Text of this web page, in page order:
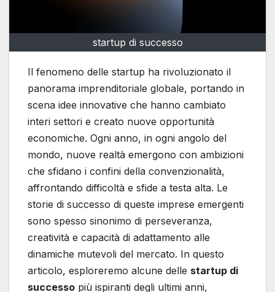
startup di successo
Il fenomeno delle startup ha rivoluzionato il
panorama imprenditoriale globale, portando in
scena idee innovative che hanno cambiato
interi settori e creato nuove opportunità
economiche. Ogni anno, in ogni angolo del
mondo, nuove realtà emergono con ambizioni
che sfidano i confini della convenzionalità,
affrontando difficoltà e sfide a testa alta. Le
storie di successo di queste imprese emergenti
sono spesso sinonimo di perseveranza,
creatività e capacità di adattamento alle
dinamiche mutevoli del mercato. In questo
articolo, esploreremo alcune delle startup di
successo più ispiranti degli ultimi anni,